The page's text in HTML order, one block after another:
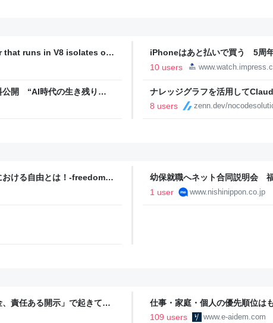
runs in V8 isolates on
iPhoneはあと払いで買う 5周
代
10 users
公開 “AI時代の生き残り
ナレッジグラフを活用して
8 users
zenn.dev/
おける自由とは！-freedom |
幼保就職へネット合同説明会
1 user
www.nishinippon.co.jp
責任ある開示」で起きてい
仕事・家庭・個人の優先順位は
の自分に伝えたいこと - りっす
109 users www.e-aidem.com